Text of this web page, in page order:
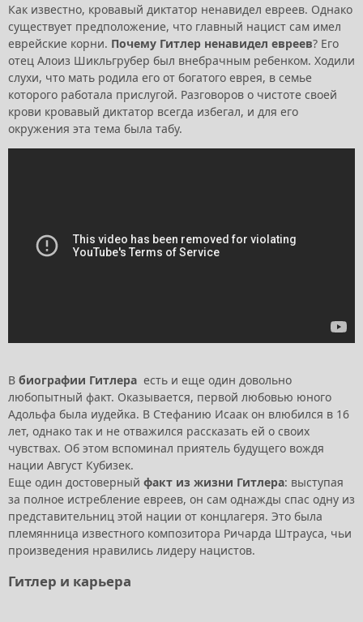
Как известно, кровавый диктатор ненавидел евреев. Однако
существует предположение, что главный нацист сам имел
еврейские корни. Почему Гитлер ненавидел евреев? Его
отец Алоиз Шикльгрубер был внебрачным ребенком. Ходили
слухи, что мать родила его от богатого еврея, в семье
которого работала прислугой. Разговоров о чистоте своей
крови кровавый диктатор всегда избегал, и для его
окружения эта тема была табу.
В биографии Гитлера есть и еще один довольно
любопытный факт. Оказывается, первой любовью юного
Адольфа была иудейка. В Стефанию Исаак он влюбился в 16
лет, однако так и не отважился рассказать ей о своих
чувствах. Об этом вспоминал приятель будущего вождя
нации Август Кубизек.
Еще один достоверный факт из жизни Гитлера: выступая
за полное истребление евреев, он сам однажды спас одну из
представительниц этой нации от концлагеря. Это была
племянница известного композитора Ричарда Штрауса, чьи
произведения нравились лидеру нацистов.
Гитлер и карьера